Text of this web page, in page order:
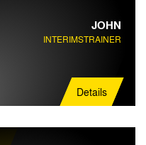
JOHN
INTERIMSTRAINER
Details